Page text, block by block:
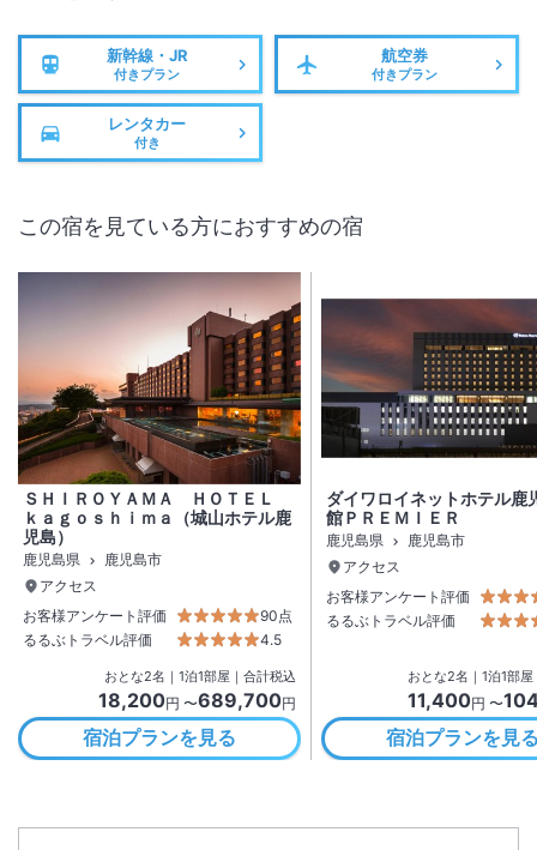
新幹線・JR
付きプラン
航空券
付きプラン
レンタカー
付き
この宿を見ている方におすすめの宿
ＳＨＩＲＯＹＡＭＡ ＨＯＴＥＬ
ｋａｇｏｓｈｉｍａ（城山ホテル鹿
児島）
鹿児島県
鹿児島市
アクセス
お客様アンケート評価
90点
るるぶトラベル評価
4.5
おとな2名 ｜ 1泊1部屋｜合計税込
18,200円 〜689,700円
宿泊プランを見る
ダイワロイネットホテル鹿
館ＰＲＥＭＩＥＲ
鹿児島県
鹿児島市
アクセス
お客様アンケート評価
るるぶトラベル評価
おとな2名 ｜ 1泊1部屋
11,400円 〜
宿泊プランを見